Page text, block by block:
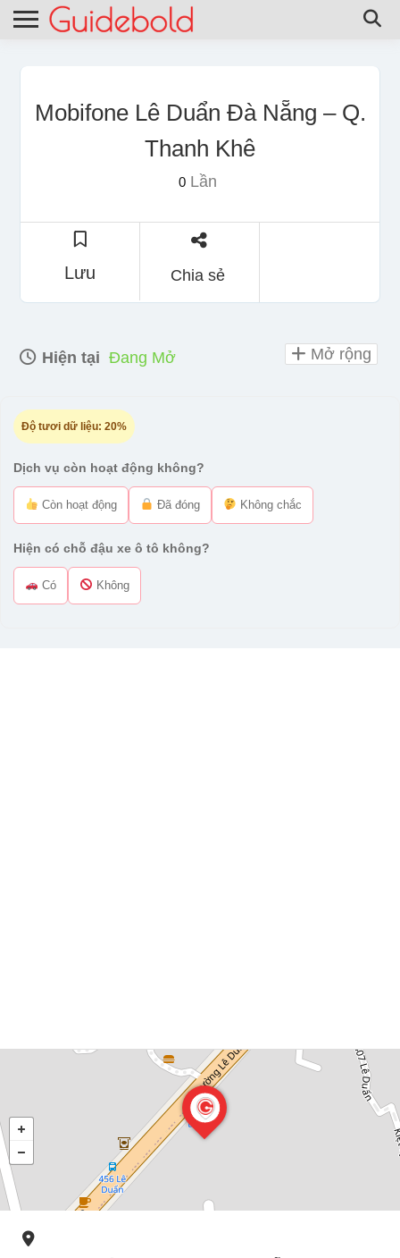
Mobifone Lê Duẩn Đà Nẵng – Q.
Thanh Khê
0Lần
Lưu Chia sẻ
Hiện tại Đang Mở
Độ tươi dữ liệu: 20%
Dịch vụ còn hoạt động không?
Còn hoạt động Đã đóng Không chắc
Hiện có chỗ đậu xe ô tô không?
Có Không
Mở rộng